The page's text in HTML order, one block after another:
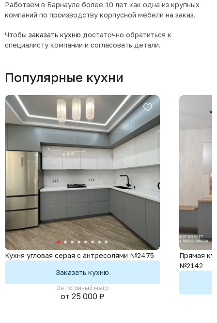
Работаем в Барнауле более 10 лет как одна из крупных
компаний по производству корпусной мебели на заказ.
Чтобы заказать кухню достаточно обратиться к
специалисту компании и согласовать детали.
Популярные кухни
Кухня угловая серая с антресолями №2475
Заказать кухню
За погонный метр
от 25 000 ₽
Прямая
№2142